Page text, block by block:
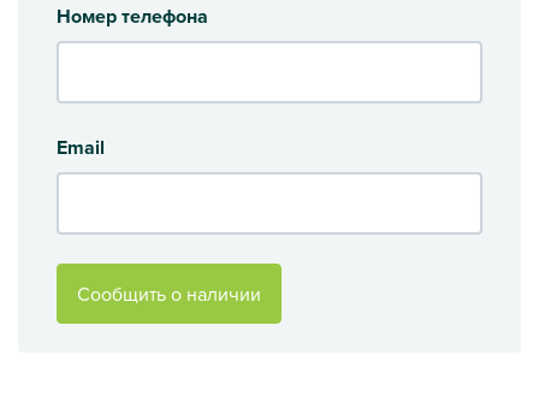
Номер телефона
Email
Сообщить о наличии